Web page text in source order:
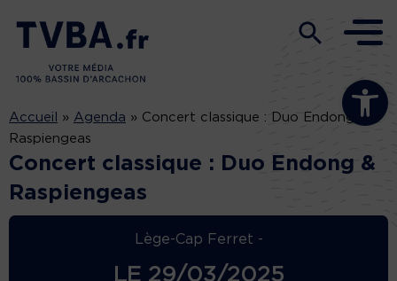
Ouvrir la
Accueil » Agenda » Concert classique : Duo Endong &
Raspiengeas
Concert classique : Duo Endong &
Raspiengeas
Lège-Cap Ferret -
LE 29/03/2025